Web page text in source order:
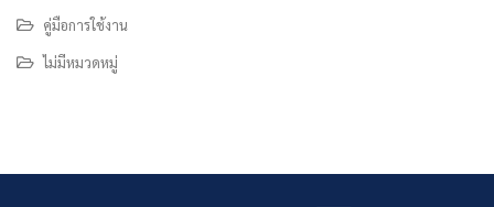
คู่มือการใช้งาน
ไม่มีหมวดหมู่